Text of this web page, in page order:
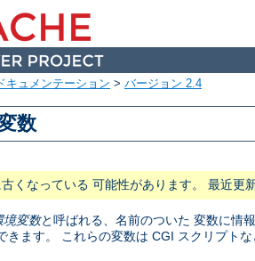
キュメンテーション > バージョン 2.4
数
くなっている 可能性があります。 最近更
境変数と呼ばれる、名前のついた 変数に情
きます。 これらの変数は CGI スクリプト